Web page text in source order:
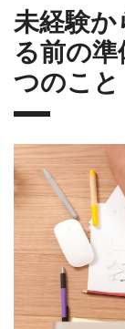
未経験
る前の
つのこと